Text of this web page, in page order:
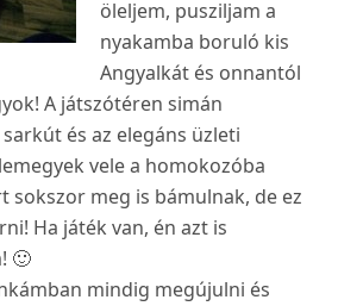
öleljem, pusziljam a
nyakamba boruló kis
Angyalkát és onnantól
A játszótéren simán
és az elegáns üzleti
vele a homokozóba
sokszor meg is bámulnak, de ez
Ha játék van, én azt is
🙂
mindig megújulni és